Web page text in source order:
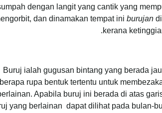
dengan langit yang cantik yang
dan dinamakan tempat ini burujan
kerana
.
Buruj ialah gugusan bintang yang berada
rupa bentuk tertentu untuk
Apabila buruj ini berada di atas
yang berlainan dapat dilihat pada bulan-